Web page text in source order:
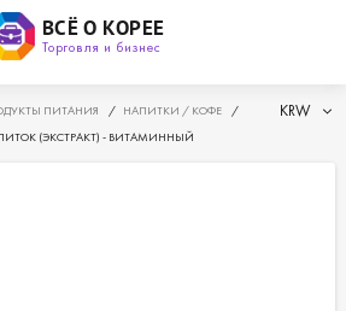
ВСЁ О КОРЕЕ
Торговля и бизнес
ПИТАНИЯ / НАПИТКИ / КОФЕ
/
(ЭКСТРАКТ) - ВИТАМИННЫЙ
KRW